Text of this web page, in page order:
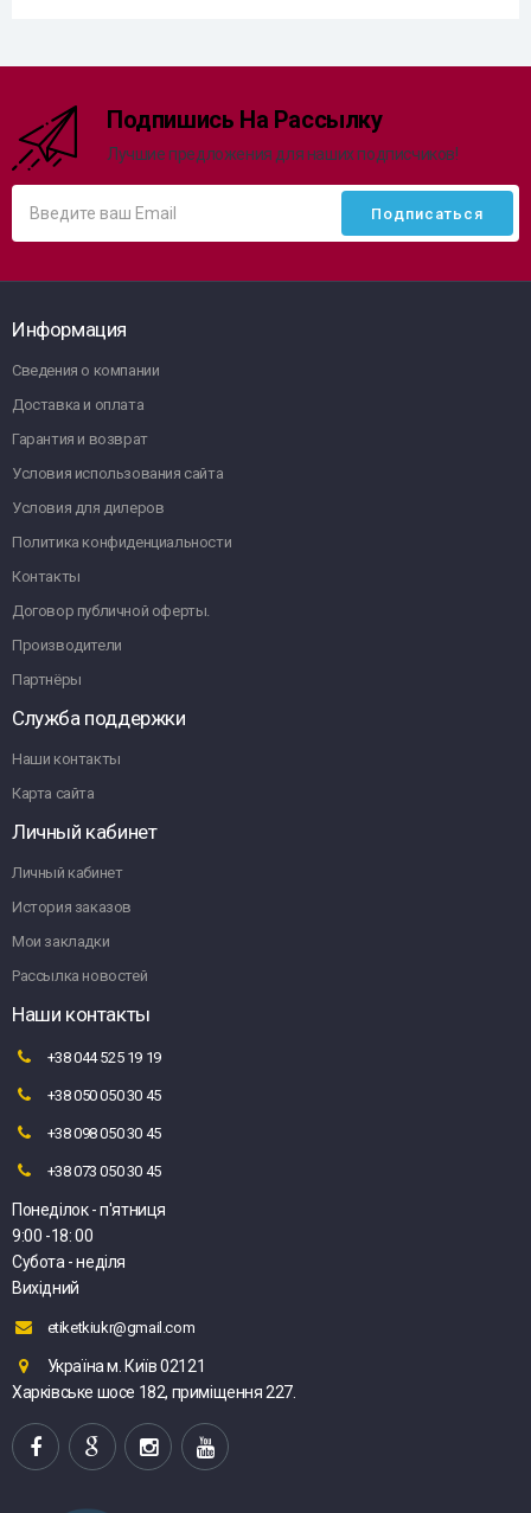
Подпишись На Рассылку
Лучшие предложения для наших подписчиков!
Информация
Сведения о компании
Доставка и оплата
Гарантия и возврат
Условия использования сайта
Условия для дилеров
Политика конфиденциальности
Контакты
Договор публичной оферты.
Производители
Партнёры
Служба поддержки
Наши контакты
Карта сайта
Личный кабинет
Личный кабинет
История заказов
Мои закладки
Рассылка новостей
Наши контакты
+38 044 525 19 19
+38 050 050 30 45
+38 098 050 30 45
+38 073 050 30 45
Понеділок - п'ятниця
9:00 -18: 00
Субота - неділя
Вихідний
etiketkiukr@gmail.com
Україна м. Київ 02121
Харківське шосе 182, приміщення 227.